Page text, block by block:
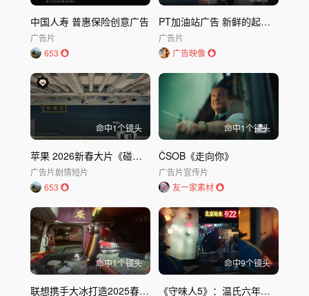
中国人寿 普惠保险创意广告
广告片
653
PT加油站广告 新鲜的起点在于“新鲜的心”
广告片
广告映像
命中1个镜头
苹果 2026新春大片《碰见你》
广告片剧情短片
653
命中1个镜头
ČSOB《走向你》
广告片宣传片
友一家素材
命中1个镜头
联想携手大冰打造2025春运温情TVC
命中9个镜头
《守味人5》：温氏六年五季春节营销新范式